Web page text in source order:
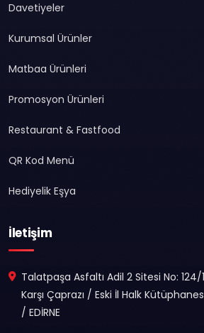
Davetiyeler
Kurumsal Ürünler
Matbaa Ürünleri
Promosyon Ürünleri
Restaurant & Fastfood
QR Kod Menü
Hediyelik Eşya
İletişim
Talatpaşa Asfaltı Adil 2 Sitesi No:
Karşı Çaprazı / Eski İl Halk
/ EDİRNE